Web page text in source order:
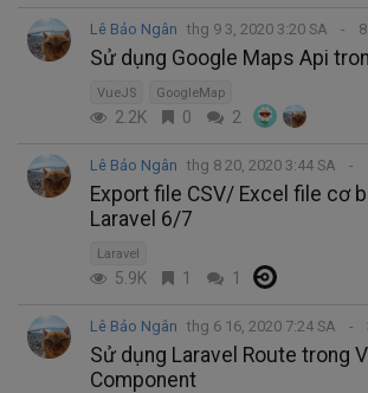
Lê Bảo Ngân thg 9 3, 2020 3:20 SA
Sử dụng Google Maps Api
VueJS GoogleMap
2.2K 0 2
Lê Bảo Ngân thg 8 20, 2020 3:44 SA
Export file CSV/ Excel file cơ
Laravel 6/7
Laravel
5.9K 1 1
Lê Bảo Ngân thg 6 16, 2020 7:24 SA
Sử dụng Laravel Route trong
Component